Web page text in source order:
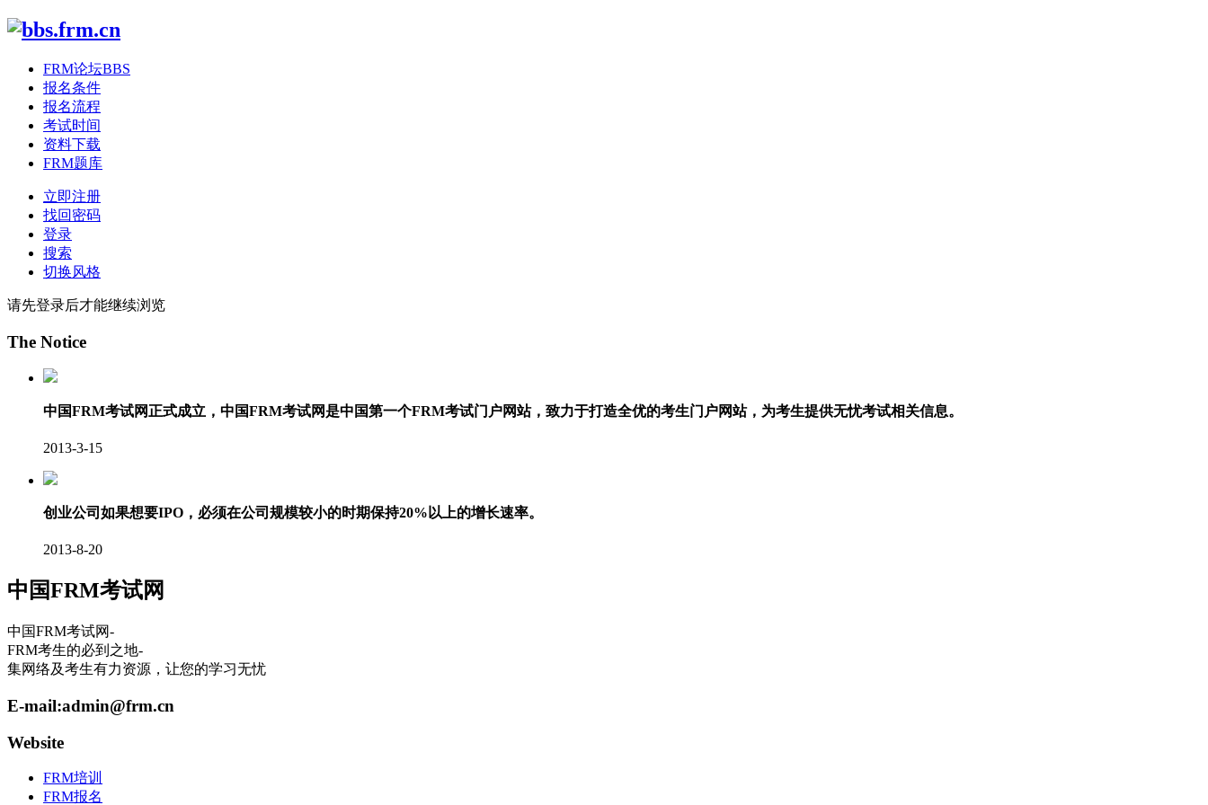
FRM论坛BBS
报名条件
报名流程
考试时间
资料下载
FRM题库
立即注册
找回密码
登录
搜索
切换风格
请先登录后才能继续浏览
The Notice
中国FRM考试网正式成立，中国FRM考试网是中国第一个FRM考试门户网站，致力于打造全优的考生门户网站，为考生提供无忧考试相关信息。
2013-3-15
创业公司如果想要IPO，必须在公司规模较小的时期保持20%以上的增长速率。
2013-8-20
中国FRM考试网
中国FRM考试网-
FRM考生的必到之地-
集网络及考生有力资源，让您的学习无忧
E-mail:admin@frm.cn
Website
FRM培训
FRM报名